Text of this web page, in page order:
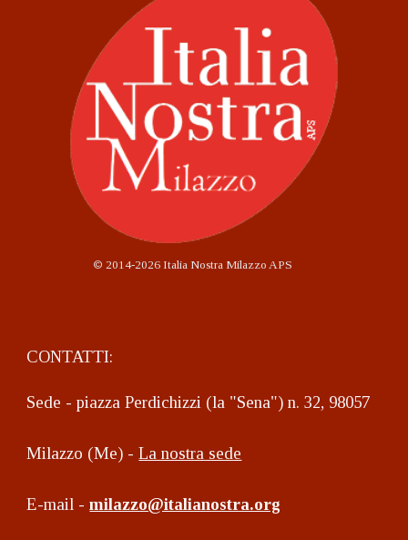
© 2014-2026 Italia Nostra Milazzo APS
CONTATTI:
Sede - piazza Perdichizzi (la "Sena") n. 32, 98057
Milazzo (Me) -La nostra sede
E-mail -milazzo@italianostra.org